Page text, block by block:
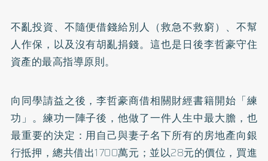
不亂投資、不隨便借錢給別人（救急不救窮）、不幫
人作保，以及沒有胡亂捐錢。這也是日後李哲豪守住
資產的最高指導原則。
向同學請益之後，李哲豪商借相關財經書籍開始「練
功」。練功一陣子後，他做了一件人生中最大膽，也
最重要的決定：用自己與妻子名下所有的房地產向銀
行抵押，總共借出1700萬元；並以28元的價位，買進